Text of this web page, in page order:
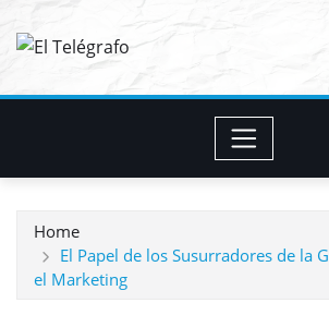
Home
El Papel de los Susurradores de la
el Marketing